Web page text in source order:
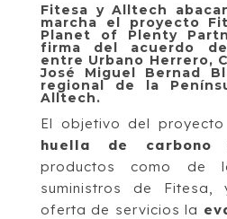
Fitesa y Alltech
marcha el proyecto
Planet of Plenty
firma del acuerdo de
entre Urbano Herrero,
José Miguel Bernad
regional de la
Alltech.
El objetivo del
huella de carbono
productos como de
suministros de
oferta de servicios la